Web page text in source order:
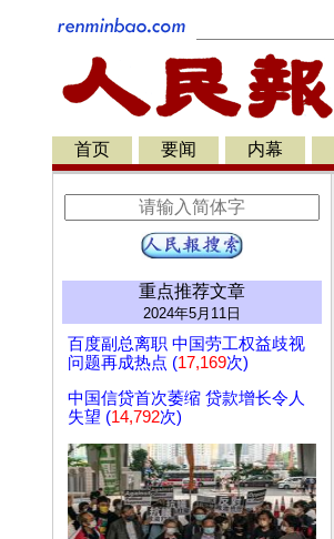
首页 要闻 内幕
重点推荐文章
2024年5月11日
百度副总离职 中国劳工权益歧视
问题再成热点 (17,169次)
中国信贷首次萎缩 贷款增长令人
失望 (14,792次)